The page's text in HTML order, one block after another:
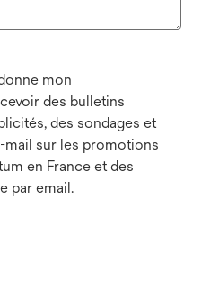
mon
des bulletins
des sondages et
sur les promotions
en France et des
par email.